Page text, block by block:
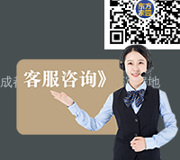
成都别墅装修|哈尔滨房地